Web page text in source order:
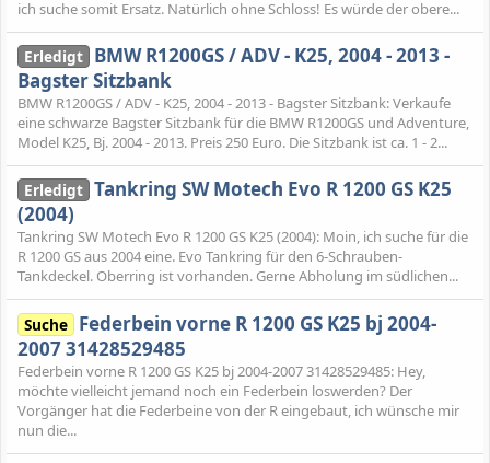
ich suche somit Ersatz. Natürlich ohne Schloss! Es würde der obere...
Erledigt BMW R1200GS / ADV - K25, 2004 - 2013 -
Bagster Sitzbank
BMW R1200GS / ADV - K25, 2004 - 2013 - Bagster Sitzbank: Verkaufe
eine schwarze Bagster Sitzbank für die BMW R1200GS und Adventure,
Model K25, Bj. 2004 - 2013. Preis 250 Euro. Die Sitzbank ist ca. 1 - 2...
Erledigt Tankring SW Motech Evo R 1200 GS K25
(2004)
Tankring SW Motech Evo R 1200 GS K25 (2004): Moin, ich suche für die
R 1200 GS aus 2004 eine. Evo Tankring für den 6-Schrauben-
Tankdeckel. Oberring ist vorhanden. Gerne Abholung im südlichen...
Suche Federbein vorne R 1200 GS K25 bj 2004-
2007 31428529485
Federbein vorne R 1200 GS K25 bj 2004-2007 31428529485: Hey,
möchte vielleicht jemand noch ein Federbein loswerden? Der
Vorgänger hat die Federbeine von der R eingebaut, ich wünsche mir
nun die...